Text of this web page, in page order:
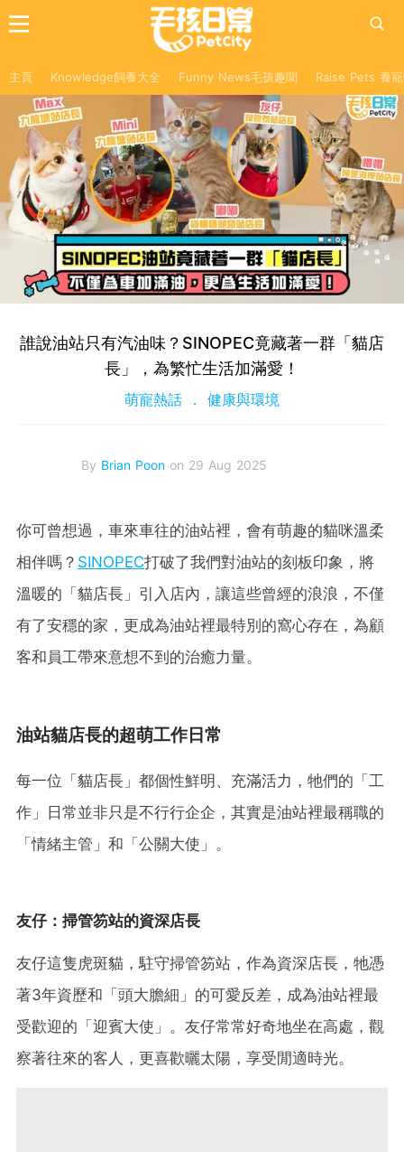
主頁 Knowledge飼養大全 Funny News毛孩趣聞 Raise Pets 養
誰說油站只有汽油味？SINOPEC竟藏著一群「貓店
長」，為繁忙生活加滿愛！
萌寵熱話 健康與環境
By Brian Poon on 29 Aug 2025
你可曾想過，車來車往的油站裡，會有萌趣的貓咪溫柔
相伴嗎？ SINOPEC打破了我們對油站的刻板印象，將
溫暖的「貓店長」引入店內，讓這些曾經的浪浪，不僅
有了安穩的家，更成為油站裡最特別的窩心存在，為顧
客和員工帶來意想不到的治癒力量。
油站貓店長的超萌工作日常
每一位「貓店長」都個性鮮明、充滿活力，牠們的「工
作」日常並非只是不行行企企，其實是油站裡最稱職的
「情緒主管」和「公關大使」。
友仔：掃管笏站的資深店長
友仔這隻虎斑貓，駐守掃管笏站，作為資深店長，牠憑
著3年資歷和「頭大膽細」的可愛反差，成為油站裡最
受歡迎的「迎賓大使」。友仔常常好奇地坐在高處，觀
察著往來的客人，更喜歡曬太陽，享受閒適時光。